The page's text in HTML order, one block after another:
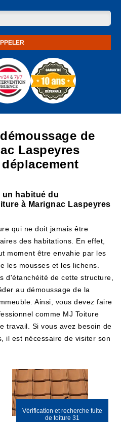
de
Laspeyres
un habitué du
à Marignac Laspeyres
qui ne doit jamais être
des habitations. En effet,
moment être envahie par les
les mousses et les lichens.
d'étanchéité de cette structure,
au démoussage de la
Ainsi, vous devez faire
comme MJ Toiture
travail. Si vous avez besoin de
il est nécessaire de visiter son
Vérification et recherche fuite
de toiture 31